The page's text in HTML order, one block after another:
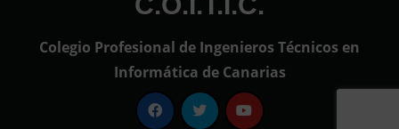
Colegio Profesional de Ingenieros Técnicos en
Informática de Canarias